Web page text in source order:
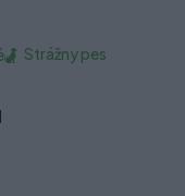
Strážny pes